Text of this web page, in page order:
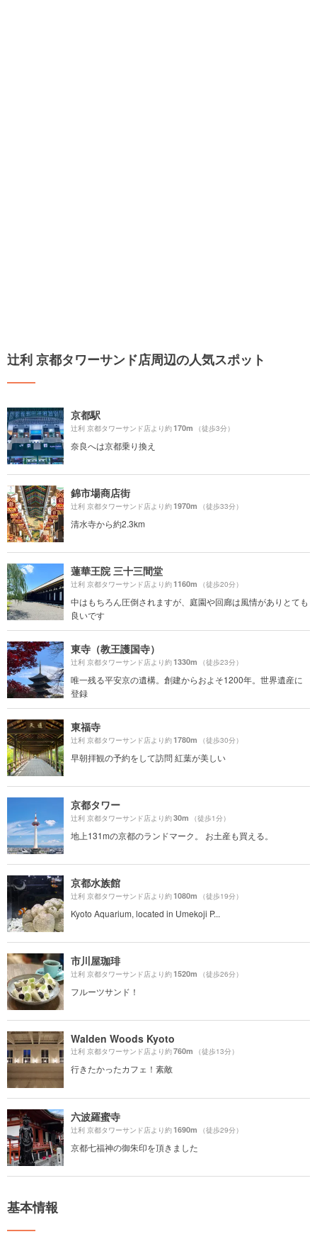
辻利 京都タワーサンド店周辺の人気スポット
京都駅
辻利 京都タワーサンド店より約170m （徒歩3分）
奈良へは京都乗り換え
錦市場商店街
辻利 京都タワーサンド店より約1970m （徒歩33分）
清水寺から約2.3km
蓮華王院 三十三間堂
辻利 京都タワーサンド店より約1160m （徒歩20分）
中はもちろん圧倒されますが、庭園や回廊は風情がありとても
良いです
東寺（教王護国寺）
辻利 京都タワーサンド店より約1330m （徒歩23分）
唯一残る平安京の遺構。創建からおよそ1200年。世界遺産に
登録
東福寺
辻利 京都タワーサンド店より約1780m （徒歩30分）
早朝拝観の予約をして訪問 紅葉が美しい
京都タワー
辻利 京都タワーサンド店より約30m （徒歩1分）
地上131mの京都のランドマーク。 お土産も買える。
京都水族館
辻利 京都タワーサンド店より約1080m （徒歩19分）
Kyoto Aquarium, located in Umekoji P...
市川屋珈琲
辻利 京都タワーサンド店より約1520m （徒歩26分）
フルーツサンド！
Walden Woods Kyoto
辻利 京都タワーサンド店より約760m （徒歩13分）
行きたかったカフェ！素敵
六波羅蜜寺
辻利 京都タワーサンド店より約1690m （徒歩29分）
京都七福神の御朱印を頂きました
基本情報